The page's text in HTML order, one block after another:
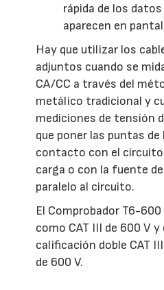
rápida de los
aparecen en
Hay que utilizar los
adjuntos cuando se
CA/CC a través del
metálico tradicional y
mediciones de tensión
que poner las puntas de
contacto con el circuito
carga o con la fuente
paralelo al circuito.
El Comprobador T6-
como CAT III de 600 V
calificación doble CAT
de 600 V.